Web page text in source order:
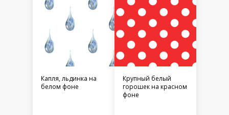
Капля, льдинка на
белом фоне
Крупный белый
горошек на красном
фоне